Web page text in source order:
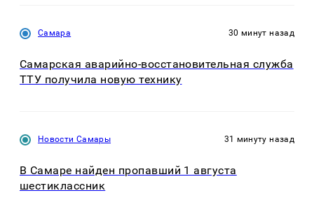
Самара 30 минут назад
Самарская аварийно-восстановительная служба
ТТУ получила новую технику
Новости Самары 31 минуту назад
В Самаре найден пропавший 1 августа
шестиклассник